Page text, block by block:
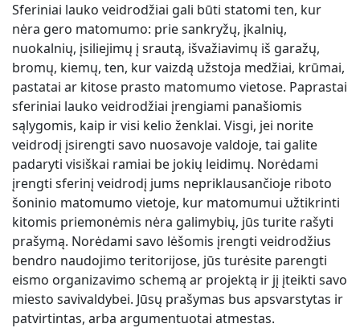
Sferiniai lauko veidrodžiai gali būti statomi ten, kur
nėra gero matomumo: prie sankryžų, įkalnių,
nuokalnių, įsiliejimų į srautą, išvažiavimų iš garažų,
bromų, kiemų, ten, kur vaizdą užstoja medžiai, krūmai,
pastatai ar kitose prasto matomumo vietose. Paprastai
sferiniai lauko veidrodžiai įrengiami panašiomis
sąlygomis, kaip ir visi kelio ženklai. Visgi, jei norite
veidrodį įsirengti savo nuosavoje valdoje, tai galite
padaryti visiškai ramiai be jokių leidimų. Norėdami
įrengti sferinį veidrodį jums nepriklausančioje riboto
šoninio matomumo vietoje, kur matomumui užtikrinti
kitomis priemonėmis nėra galimybių, jūs turite rašyti
prašymą. Norėdami savo lėšomis įrengti veidrodžius
bendro naudojimo teritorijose, jūs turėsite parengti
eismo organizavimo schemą ar projektą ir jį įteikti savo
miesto savivaldybei. Jūsų prašymas bus apsvarstytas ir
patvirtintas, arba argumentuotai atmestas.